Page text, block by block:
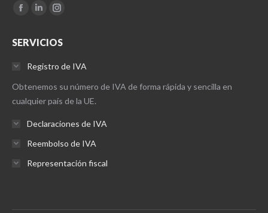
Encuéntranos en:
Facebook
opens
window
Linkedin
opens
in
window
Instagram
opens
window
SERVICIOS
Registro de IVA
Obtenemos su número de IVA de forma rápida y sencilla en
cualquier país de la UE.
Declaraciones de IVA
Reembolso de IVA
Representación fiscal